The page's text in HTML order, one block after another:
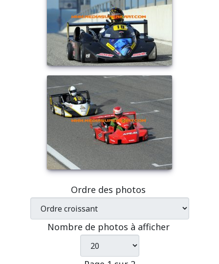
Ordre des photos
Nombre de photos à afficher